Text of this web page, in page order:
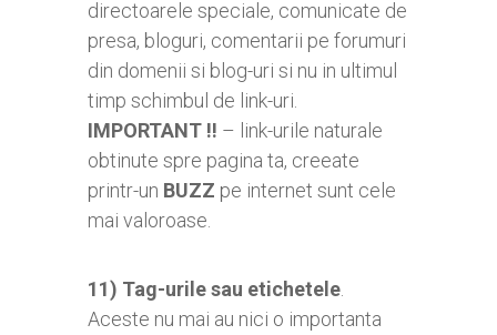
directoarele speciale, comunicate de
presa, bloguri, comentarii pe forumuri
din domenii si blog-uri si nu in ultimul
timp schimbul de link-uri.
IMPORTANT !! – link-urile naturale
obtinute spre pagina ta, creeate
printr-un BUZZ pe internet sunt cele
mai valoroase.
11) Tag-urile sau etichetele
Aceste nu mai au nici o importanta